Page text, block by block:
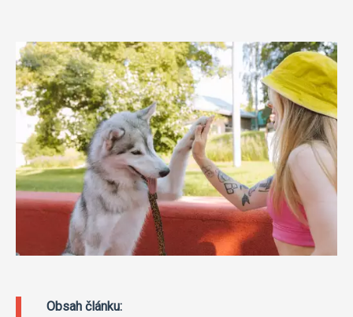
Obsah článku: